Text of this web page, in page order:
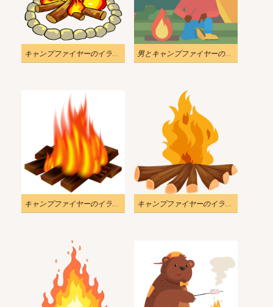
キャンプファイヤーのイラスト透明2 男とキャンプファイヤーのイラスト
キャンプファイヤーのイラスト 1 キャンプファイヤーのイラスト透明1